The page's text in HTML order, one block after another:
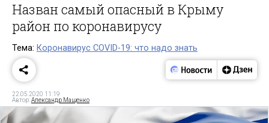
Назван самый опасный в Крыму
район по коронавирусу
Тема: Коронавирус COVID-19: что надо знать
22.05.2020 11:19
Автор:Александр Мащенко